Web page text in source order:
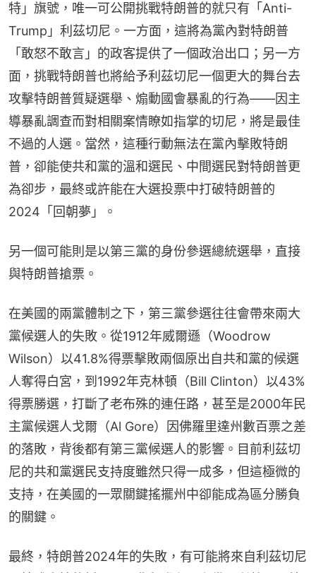
特」旗號，唯一可公開挑戰特朗普的就只有「Anti-
Trump」利茲切尼。一方面，這將為黨內對特朗普
「敢怒不敢言」的政客提供了一個政治出口；另一方
面，挑戰特朗普也將給予利茲切尼一個更大的舞台去
攻擊特朗普質疑選舉、煽動國會暴亂的行為——因主
導暴亂調查而對相關案情瞭如指掌的切尼，將是最佳
不過的人選。當然，這種行動無法在黨內擊敗特朗
普，卻能使共和黨的溫和選民、中間選民對特朗普更
為卻步，最終或許能在大選投票中打破特朗普的
2024「回朝夢」。
另一個可能則是以第三黨的身份參選總統選舉，直接
與特朗普搶票。
在美國的兩黨體制之下，第三黨參選往往會帶來兩大
黨候選人的失敗。從1912年威爾遜（Woodrow
Wilson）以41.8%得票擊敗兩個原出自共和黨的候選
人奪得白宮，到1992年克林頓（Bill Clinton）以43%
得票勝選，打斷了老布殊的連任路，甚至是2000年民
主黨候選人戈爾（Al Gore）因佛羅里達州數百票之差
的落敗，背後都有第三黨候選人的影響。目前利茲切
尼的共和黨選民支持度雖然只得一成多，但這極微的
支持，在美國的一眾關鍵搖擺州中卻能成為區分勝負
的關鍵。
最終，特朗普2024年的失敗，有可能將來自利茲切尼